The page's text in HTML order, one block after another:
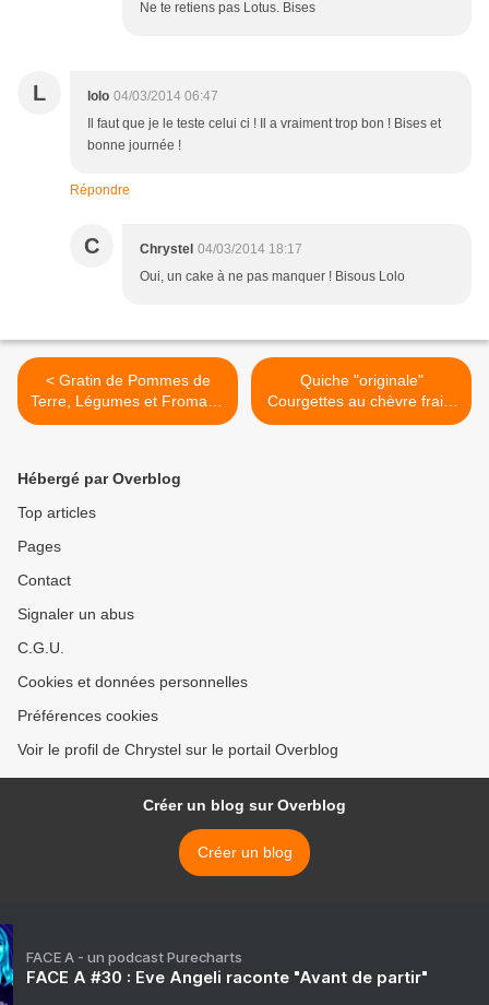
Ne te retiens pas Lotus. Bises
L lolo 04/03/2014 06:47
Il faut que je le teste celui ci ! Il a vraiment trop bon ! Bises et
bonne journée !
Répondre
C Chrystel 04/03/2014 18:17
Oui, un cake à ne pas manquer ! Bisous Lolo
< Gratin de Pommes de
Terre, Légumes et Fromage
à raclette
Quiche "originale"
Courgettes au chèvre frais,
chiffonnade de bacon,
Hébergé par Overblog
Top articles
Pages
Contact
Signaler un abus
C.G.U.
Cookies et données personnelles
Préférences cookies
Voir le profil de Chrystel sur le portail Overblog
Créer un blog sur Overblog
Créer un blog
FACE A - un podcast Purecharts
FACE A #30 : Eve Angeli raconte "Avant de partir"